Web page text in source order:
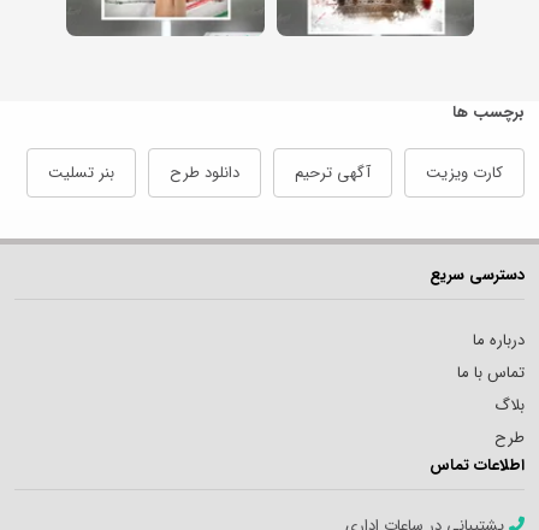
برچسب ها
کارت ویزیت آگهی ترحیم دانلود طرح بنر تسلیت
دسترسی سریع
درباره ما
تماس با ما
بلاگ
طرح
اطلاعات تماس